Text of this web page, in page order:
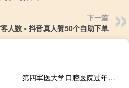
下一篇
人数 - 抖音真人赞50个自助下单
第四军医大学口腔医院过年还能就诊吗,我需要补牙 第四军医大学附属医院